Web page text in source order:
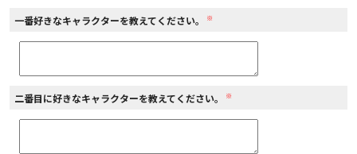
一番好きなキャラクターを教えてください。 ※
二番目に好きなキャラクターを教えてください。 ※